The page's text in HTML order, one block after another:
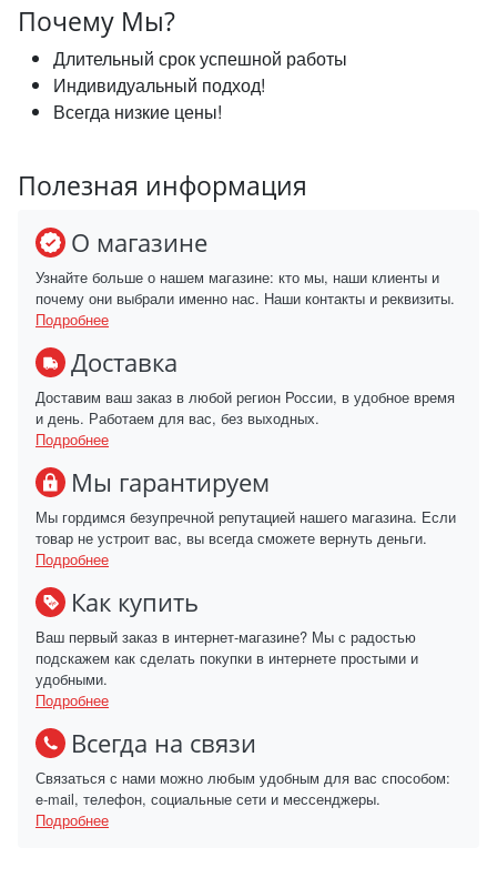
Почему Мы?
Длительный срок успешной работы
Индивидуальный подход!
Всегда низкие цены!
Полезная информация
О магазине
Узнайте больше о нашем магазине: кто мы, наши клиенты и
почему они выбрали именно нас. Наши контакты и реквизиты.
Подробнее
Доставка
Доставим ваш заказ в любой регион России, в удобное время
и день. Работаем для вас, без выходных.
Подробнее
Мы гарантируем
Мы гордимся безупречной репутацией нашего магазина. Если
товар не устроит вас, вы всегда сможете вернуть деньги.
Подробнее
Как купить
Ваш первый заказ в интернет-магазине? Мы с радостью
подскажем как сделать покупки в интернете простыми и
удобными.
Подробнее
Всегда на связи
Связаться с нами можно любым удобным для вас способом:
e-mail, телефон, социальные сети и мессенджеры.
Подробнее